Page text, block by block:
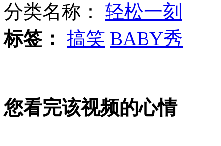
北京：骑马舞步跳进健身房
分类名称： 轻松一刻
标签： 搞笑 BABY秀
您看完该视频的心情